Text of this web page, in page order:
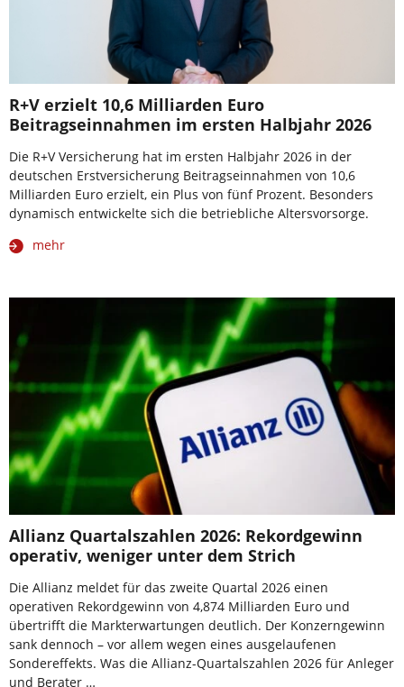
R+V erzielt 10,6 Milliarden Euro
Beitragseinnahmen im ersten Halbjahr 2026
Die R+V Versicherung hat im ersten Halbjahr 2026 in der
deutschen Erstversicherung Beitragseinnahmen von 10,6
Milliarden Euro erzielt, ein Plus von fünf Prozent. Besonders
dynamisch entwickelte sich die betriebliche Altersvorsorge.
mehr
Allianz Quartalszahlen 2026: Rekordgewinn
operativ, weniger unter dem Strich
Die Allianz meldet für das zweite Quartal 2026 einen
operativen Rekordgewinn von 4,874 Milliarden Euro und
übertrifft die Markterwartungen deutlich. Der Konzerngewinn
sank dennoch – vor allem wegen eines ausgelaufenen
Sondereffekts. Was die Allianz-Quartalszahlen 2026 für Anleger
und Berater …